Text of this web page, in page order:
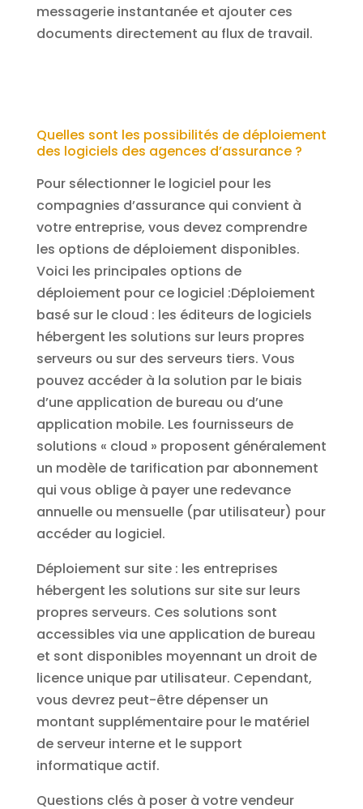
messagerie instantanée et ajouter ces
documents directement au flux de travail.
Quelles sont les possibilités de déploiement
des logiciels des agences d’assurance ?
Pour sélectionner le logiciel pour les
compagnies d’assurance qui convient à
votre entreprise, vous devez comprendre
les options de déploiement disponibles.
Voici les principales options de
déploiement pour ce logiciel :Déploiement
basé sur le cloud : les éditeurs de logiciels
hébergent les solutions sur leurs propres
serveurs ou sur des serveurs tiers. Vous
pouvez accéder à la solution par le biais
d’une application de bureau ou d’une
application mobile. Les fournisseurs de
solutions « cloud » proposent généralement
un modèle de tarification par abonnement
qui vous oblige à payer une redevance
annuelle ou mensuelle (par utilisateur) pour
accéder au logiciel.
Déploiement sur site : les entreprises
hébergent les solutions sur site sur leurs
propres serveurs. Ces solutions sont
accessibles via une application de bureau
et sont disponibles moyennant un droit de
licence unique par utilisateur. Cependant,
vous devrez peut-être dépenser un
montant supplémentaire pour le matériel
de serveur interne et le support
informatique actif.
Questions clés à poser à votre vendeur